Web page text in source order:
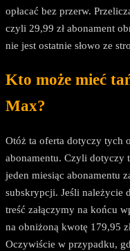
opłacać bez przerw.
czyli 29,99 zł abonament
nie jest ostatnie słowo ze
Kto może mieć
Max?
Otóż ta oferta dotyczy tych
abonamentu. Czyli dotyczy
jeden miesiąc abonamentu
subskrypcji. Jeśli należycie
treść załączymy na końcu
na obniżoną kwotę 179,95
Oczywiście w przypadku,